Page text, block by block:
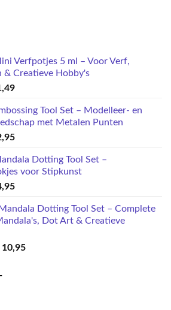
Verfpotjes 5 ml – Voor Verf,
& Creatieve Hobby's
Huidige
is:
€ 1,49.
Tool Set – Modelleer- en
met Metalen Punten
Huidige
is:
€ 2,95.
Dotting Tool Set –
voor Stipkunst
Huidige
is:
€ 4,95.
Dotting Tool Set – Complete
Dot Art & Creatieve
Huidige